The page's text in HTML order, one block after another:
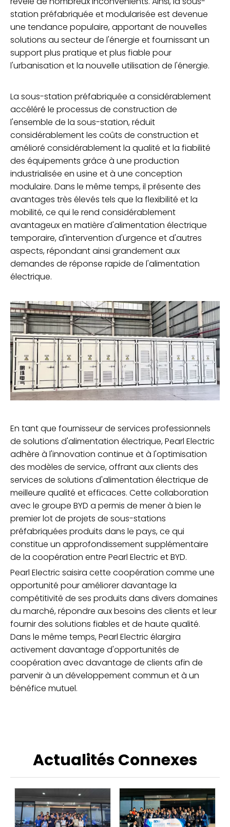
station préfabriquée et modularisée est devenue
une tendance populaire, apportant de nouvelles
solutions au secteur de l'énergie et fournissant un
support plus pratique et plus fiable pour
l'urbanisation et la nouvelle utilisation de l'énergie.
La sous-station préfabriquée a considérablement
accéléré le processus de construction de
l'ensemble de la sous-station, réduit
considérablement les coûts de construction et
amélioré considérablement la qualité et la fiabilité
des équipements grâce à une production
industrialisée en usine et à une conception
modulaire. Dans le même temps, il présente des
avantages très élevés tels que la flexibilité et la
mobilité, ce qui le rend considérablement
avantageux en matière d'alimentation électrique
temporaire, d'intervention d'urgence et d'autres
aspects, répondant ainsi grandement aux
demandes de réponse rapide de l'alimentation
électrique.
En tant que fournisseur de services professionnels
de solutions d'alimentation électrique, Pearl Electric
adhère à l'innovation continue et à l'optimisation
des modèles de service, offrant aux clients des
services de solutions d'alimentation électrique de
meilleure qualité et efficaces. Cette collaboration
avec le groupe BYD a permis de mener à bien le
premier lot de projets de sous-stations
préfabriquées produits dans le pays, ce qui
constitue un approfondissement supplémentaire
de la coopération entre Pearl Electric et BYD.
Pearl Electric saisira cette coopération comme une
opportunité pour améliorer davantage la
compétitivité de ses produits dans divers domaines
du marché, répondre aux besoins des clients et leur
fournir des solutions fiables et de haute qualité.
Dans le même temps, Pearl Electric élargira
activement davantage d'opportunités de
coopération avec davantage de clients afin de
parvenir à un développement commun et à un
bénéfice mutuel.
Actualités Connexes